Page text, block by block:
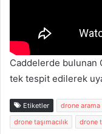
Caddelerde bulunan
tek tespit edilerek
Etiketler drone
drone taşımacılık
drone